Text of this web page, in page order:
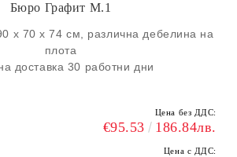
Бюро Графит M.1
х 70 х 74 см, различна дебелина на
плота
доставка 30 работни дни
Цена без ДДС:
€95.53 186.84лв.
Цена с ДДС: